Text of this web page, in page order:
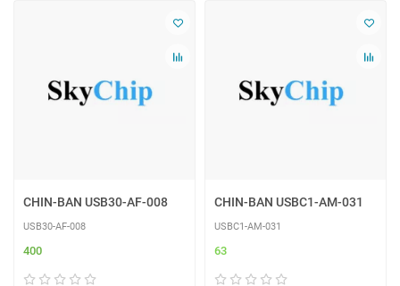
CHIN-BAN USB30-AF-008
USB30-AF-008
400
CHIN-BAN USBC1-AM-031
USBC1-AM-031
63